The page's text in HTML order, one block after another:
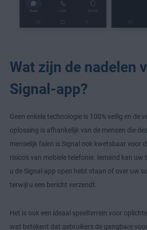
Wat zijn de nadelen
Signal-app?
Geen enkele technologie is 100% veilig en de
oplossing is afhankelijk van de mensen die
menselijk falen is Signal ook kwetsbaar voor
risico's van mobiele telefonie. Iemand kan uw
u de Signal-app open hebt staan of over uw
terwijl u een bericht verzendt.
Het is ook een ideaal speelterrein voor
wat betekent dat gebruikers de gangbare